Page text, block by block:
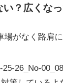
い？広くな
がなく路肩に
26_No-